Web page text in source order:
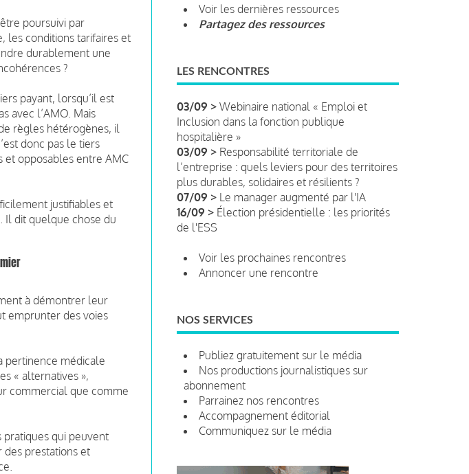
poursuivi par
les conditions tarifaires et
durablement une
?
payant, lorsqu’il est
avec l’AMO. Mais
règles hétérogènes, il
donc pas le tiers
et opposables entre AMC
justifiables et
Il dit quelque chose du
à démontrer leur
emprunter des voies
pertinence médicale
« alternatives »,
commercial que comme
pratiques qui peuvent
prestations et
Voir les dernières ressources
Partagez des ressources
LES RENCONTRES
03/09 > Webinaire national « Emploi et
Inclusion dans la fonction publique
hospitalière »
03/09 > Responsabilité territoriale de
l’entreprise : quels leviers pour des territoires
plus durables, solidaires et résilients ?
07/09 > Le manager augmenté par l'IA
16/09 > Élection présidentielle : les priorités
de l'ESS
Voir les prochaines rencontres
Annoncer une rencontre
NOS SERVICES
Publiez gratuitement sur le média
Nos productions journalistiques sur
abonnement
Parrainez nos rencontres
Accompagnement éditorial
Communiquez sur le média